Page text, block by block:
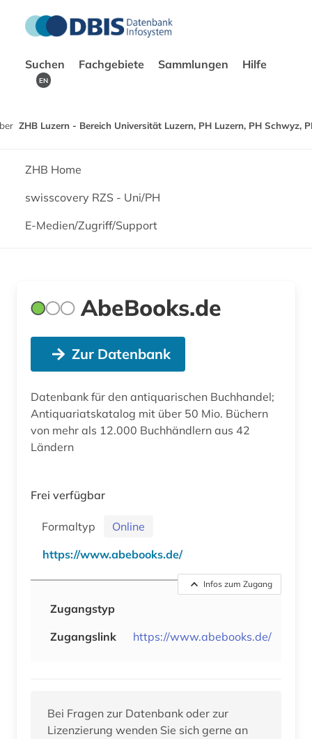
Suchen Fachgebiete Sammlungen Hilfe
EN
ZHB Luzern - Bereich Universität Luzern, PH Luzern, PH Schwyz,
ZHB Home
swisscovery RZS - Uni/PH
E-Medien/Zugriff/Support
AbeBooks.de
Zur Datenbank
Datenbank für den antiquarischen Buchhandel;
Antiquariatskatalog mit über 50 Mio. Büchern
von mehr als 12.000 Buchhändlern aus 42
Ländern
Frei verfügbar
Formaltyp
Online
https://www.abebooks.de/
Infos zum Zugang
Zugangstyp
Zugangslink
https://www.abebooks.de/
Bei Fragen zur Datenbank oder zur
Lizenzierung wenden Sie sich gerne an